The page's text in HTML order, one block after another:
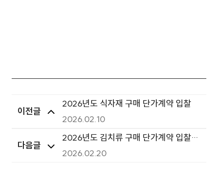
이전글
2026년도 식자재 구매 단가계약 입찰
2026.02.10
다음글
2026년도 김치류 구매 단가계약 입찰
(재공고)
2026.02.20